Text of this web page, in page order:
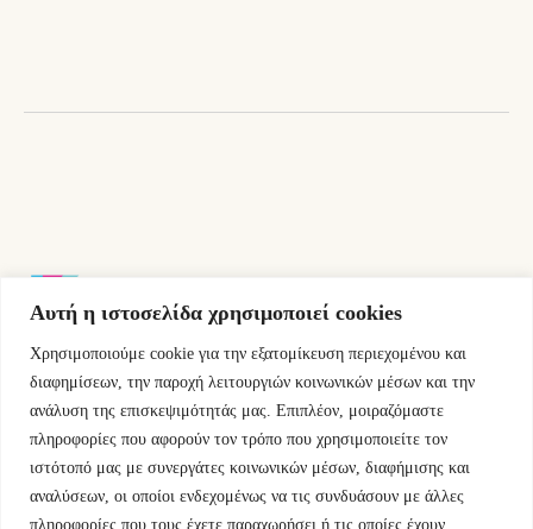
Αυτή η ιστοσελίδα χρησιμοποιεί cookies
Χρησιμοποιούμε cookie για την εξατομίκευση περιεχομένου και
διαφημίσεων, την παροχή λειτουργιών κοινωνικών μέσων και την
ανάλυση της επισκεψιμότητάς μας. Επιπλέον, μοιραζόμαστε
πληροφορίες που αφορούν τον τρόπο που χρησιμοποιείτε τον
ιστότοπό μας με συνεργάτες κοινωνικών μέσων, διαφήμισης και
αναλύσεων, οι οποίοι ενδεχομένως να τις συνδυάσουν με άλλες
πληροφορίες που τους έχετε παραχωρήσει ή τις οποίες έχουν
Εμμ.Μπενάκη 76 10681 Αθήνα Ελλάδα.
+30.2110084023
info@kyfantabooks.gr